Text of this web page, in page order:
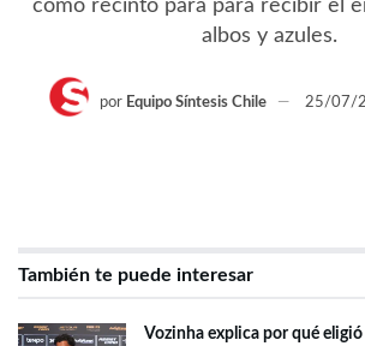
como recinto para para recibir el
albos y azules.
por Equipo Síntesis Chile 25/07/
También te puede interesar
Vozinha explica por qué eligió